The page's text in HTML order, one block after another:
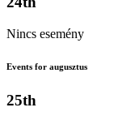
Nincs esemény
Events for augusztus
25th